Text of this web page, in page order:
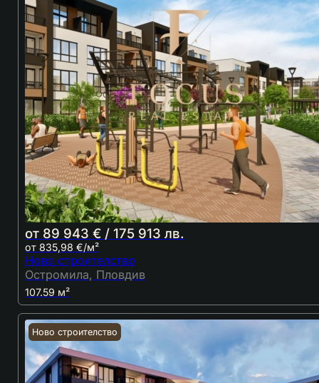
от 89 943 € / 175 913 лв.
от 835,98 €/м²
Ново строителство
Остромила, Пловдив
107.59 м²
Ново строителство